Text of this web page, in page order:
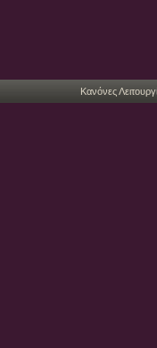
Κανόνες